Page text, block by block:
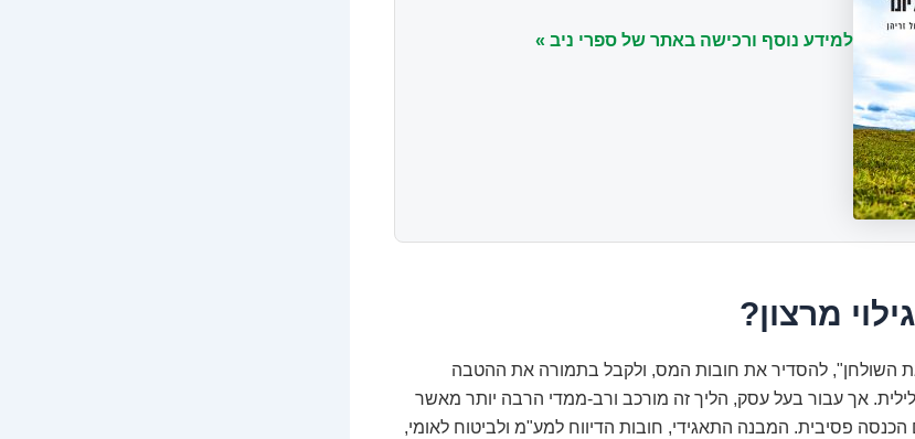
למידע נוסף ורכישה באתר של ספרי ניב »
מרצון?
השולחן", להסדיר את חובות המס, ולקבל בתמורה את ההטבה
אך עבור בעל עסק, הליך זה מורכב ורב-ממדי הרבה יותר מאשר
פסיבית. המבנה התאגידי, חובות הדיווח למע"מ ולביטוח לאומי,